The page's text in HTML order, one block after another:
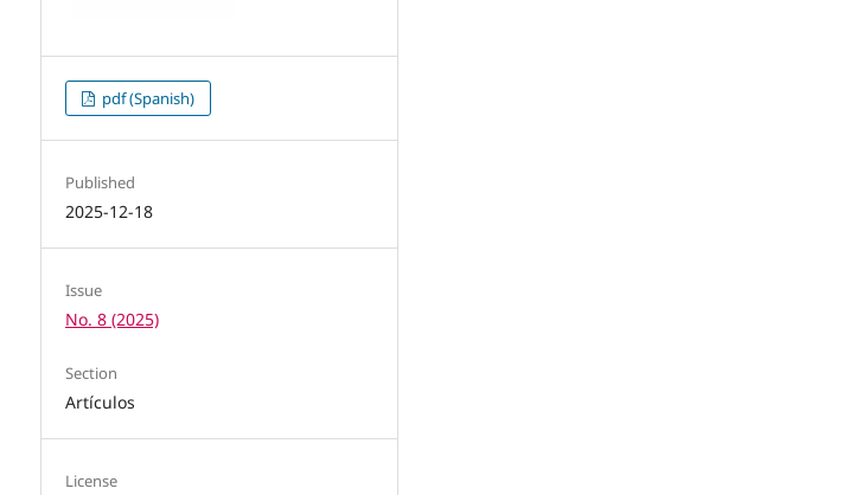
pdf (Spanish)
Published
2025-12-18
Issue
No. 8 (2025)
Section
Artículos
License